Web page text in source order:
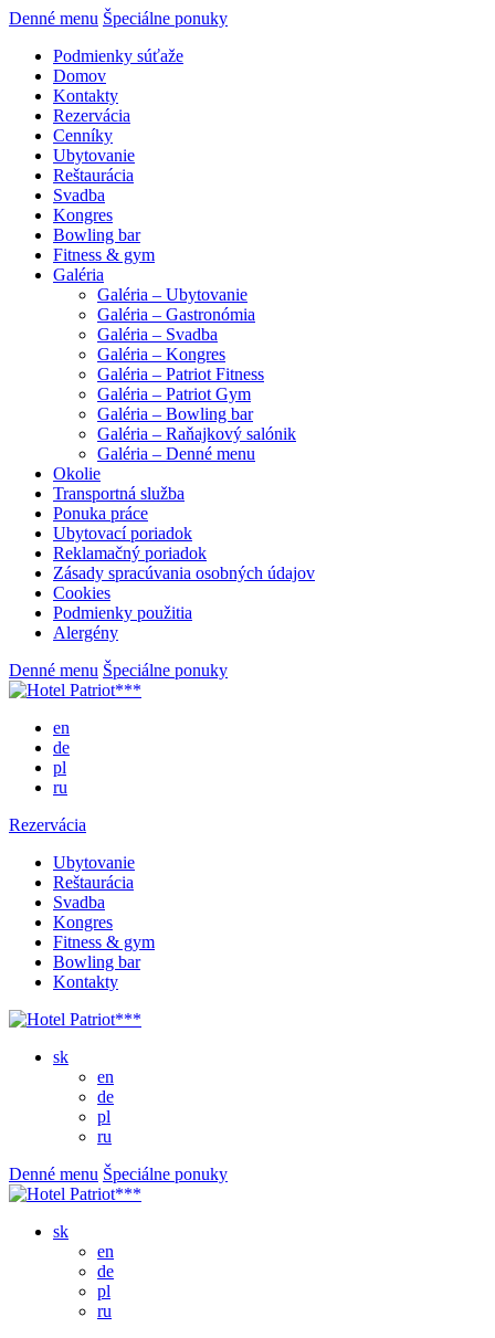
Denné menu Špeciálne ponuky
Podmienky súťaže
Domov
Kontakty
Rezervácia
Cenníky
Ubytovanie
Reštaurácia
Svadba
Kongres
Bowling bar
Fitness & gym
Galéria
Galéria – Ubytovanie
Galéria – Gastronómia
Galéria – Svadba
Galéria – Kongres
Galéria – Patriot Fitness
Galéria – Patriot Gym
Galéria – Bowling bar
Galéria – Raňajkový salónik
Galéria – Denné menu
Okolie
Transportná služba
Ponuka práce
Ubytovací poriadok
Reklamačný poriadok
Zásady spracúvania osobných údajov
Cookies
Podmienky použitia
Alergény
Denné menu Špeciálne ponuky
en
de
pl
ru
Rezervácia
Ubytovanie
Reštaurácia
Svadba
Kongres
Fitness & gym
Bowling bar
Kontakty
sk
en
de
pl
ru
Denné menu Špeciálne ponuky
sk
en
de
pl
ru